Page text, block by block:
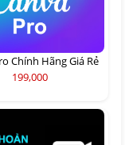
Chính Hãng Giá Rẻ
199,000